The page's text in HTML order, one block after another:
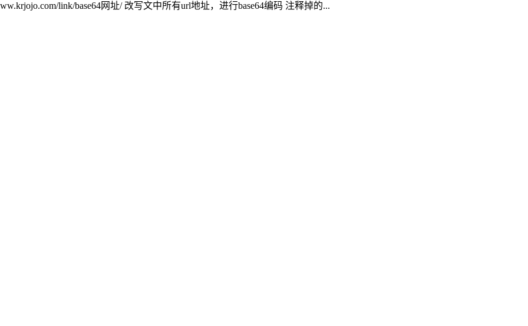
link/base64网址/ 改写文中所有url地址，进行base64编码 注释掉的...